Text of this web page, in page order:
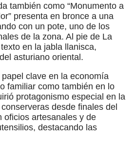
también como “Monumento a
presenta en bronce a una
con un pote, uno de los
de la zona. Al pie de La
en la jabla llanisca,
asturiano oriental.
clave en la economía
familiar como también en lo
protagonismo especial en la
desde finales del
oficios artesanales y de
destacando las